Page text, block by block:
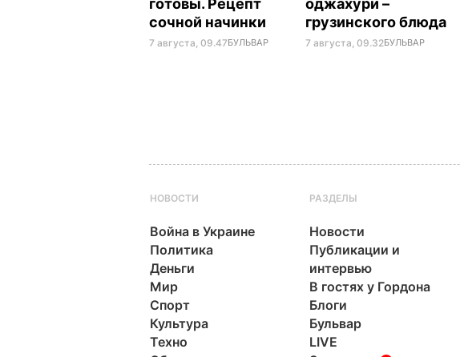
готовы. Рецепт
сочной начинки
7 августа, 09.47БУЛЬВАР
оджахури –
грузинского блюда
7 августа, 09.32БУЛЬВАР
НОВОСТИ
Война в Украине
Политика
Деньги
Мир
Спорт
Культура
Техно
РАЗДЕЛЫ
Новости
Публикации и
интервью
В гостях у Гордона
Блоги
Бульвар
LIVE